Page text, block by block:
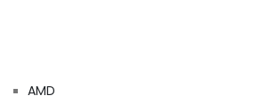
AMD